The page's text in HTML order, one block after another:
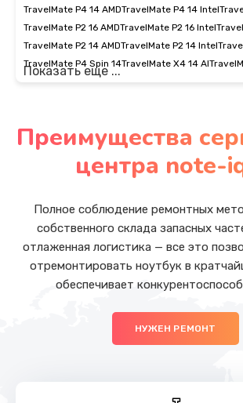
TravelMate P4 14 AMDTravelMate P4 14 Intel
TravelMate P2 16 AMDTravelMate P2 16 Intel
TravelMate P2 14 AMDTravelMate P2 14 Intel
TravelMate P4 Spin 14TravelMate X4 14 AI
Показать еще ...
Преимущества
центра note-
Полное соблюдение ремонтных
собственного склада запасных
отлаженная логистика — все это
отремонтировать ноутбук в
обеспечивает
НУЖЕН РЕМОНТ